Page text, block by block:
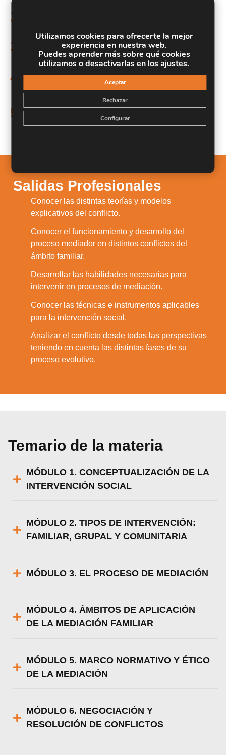
2.
3.
Desarrollar las habilidades necesarias para
intervenir en procesos de mediación.
4.
Conocer las técnicas e instrumentos aplicables para
la intervención social.
5.
Analizar el conflicto desde todas las perspectivas
teniendo en cuenta las distintas fases de su proceso
evolutivo.
Salidas Profesionales
Conocer las distintas teorías y modelos
explicativos del conflicto.
Conocer el funcionamiento y desarrollo del
proceso mediador en distintos conflictos del
ámbito familiar.
Desarrollar las habilidades necesarias para
intervenir en procesos de mediación.
Conocer las técnicas e instrumentos aplicables
para la intervención social.
Analizar el conflicto desde todas las perspectivas
teniendo en cuenta las distintas fases de su
proceso evolutivo.
Temario de la materia
MÓDULO 1. CONCEPTUALIZACIÓN DE LA
INTERVENCIÓN SOCIAL
MÓDULO 2. TIPOS DE INTERVENCIÓN:
FAMILIAR, GRUPAL Y COMUNITARIA
MÓDULO 3. EL PROCESO DE MEDIACIÓN
MÓDULO 4. ÁMBITOS DE APLICACIÓN
DE LA MEDIACIÓN FAMILIAR
MÓDULO 5. MARCO NORMATIVO Y ÉTICO
DE LA MEDIACIÓN
MÓDULO 6. NEGOCIACIÓN Y
RESOLUCIÓN DE CONFLICTOS
Utilizamos cookies para ofrecerte la mejor
experiencia en nuestra web.
Puedes aprender más sobre qué cookies
utilizamos o desactivarlas en losajustes.
Aceptar
Rechazar
Configurar